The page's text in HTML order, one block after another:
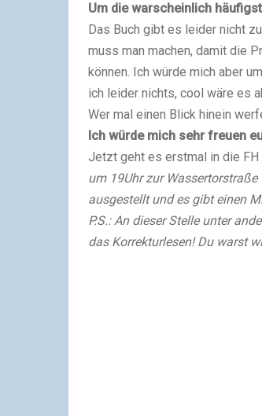
Um die warscheinlich
Das Buch gibt es leider nicht
muss man machen, damit die
können. Ich würde mich aber
ich leider nichts, cool wäre es
Wer mal einen Blick hinein
Ich würde mich sehr freuen
Jetzt geht es erstmal in die
um 19Uhr zur
ausgestellt und es gibt einen
P.S.: An dieser Stelle unter
das Korrekturlesen! Du warst